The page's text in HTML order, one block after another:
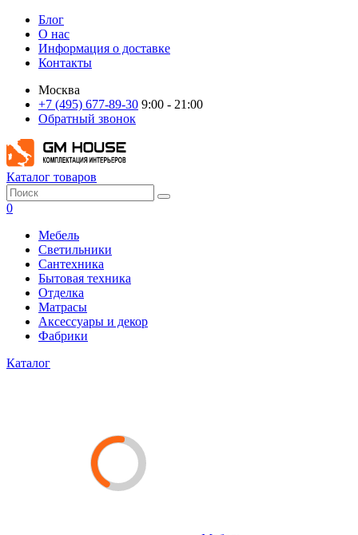
Блог
О нас
Информация о доставке
Контакты
Москва
+7 (495) 677-89-30 9:00 - 21:00
Обратный звонок
Каталог товаров
0
Мебель
Светильники
Сантехника
Бытовая техника
Отделка
Матрасы
Аксессуары и декор
Фабрики
Каталог